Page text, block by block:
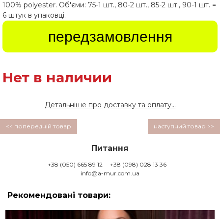
100% polyester. Об'єми: 75-1 шт., 80-2 шт., 85-2 шт., 90-1 шт. =
6 штук в упаковці.
передзамовлення
Нет в наличии
Детальніше про доставку та оплату...
<< попередній товар наступний товар >>
Питання
+38 (050) 665 89 12
+38 (098) 028 13 36
info@a-mur.com.ua
Рекомендовані товари: